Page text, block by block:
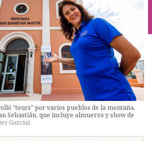
"tours" por varios pueblos de la montaña,
Sebastián, que incluye almuerzo y show de
Garcia)